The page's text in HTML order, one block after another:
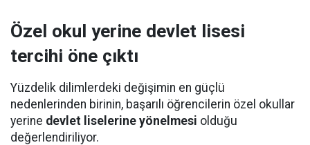
Özel okul yerine devlet lisesi
tercihi öne çıktı
Yüzdelik dilimlerdeki değişimin en güçlü
nedenlerinden birinin, başarılı öğrencilerin özel okullar
yerine devlet liselerine yönelmesi olduğu
değerlendiriliyor.